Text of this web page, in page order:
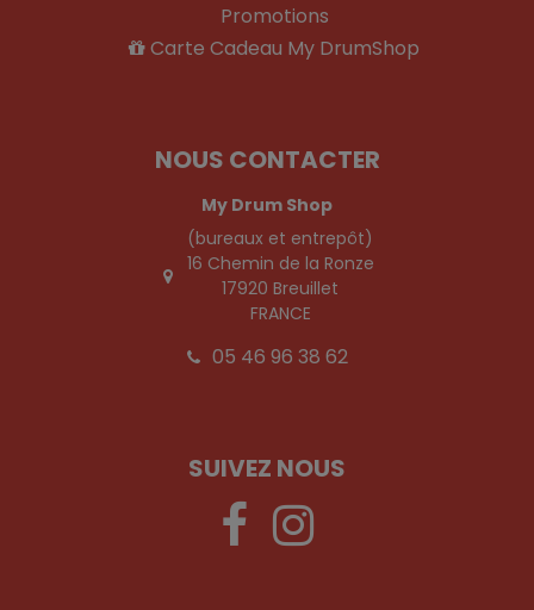
Promotions
Carte Cadeau My DrumShop
NOUS CONTACTER
My Drum Shop
(bureaux et entrepôt)
16 Chemin de la Ronze
17920 Breuillet
FRANCE
05 46 96 38 62
SUIVEZ NOUS